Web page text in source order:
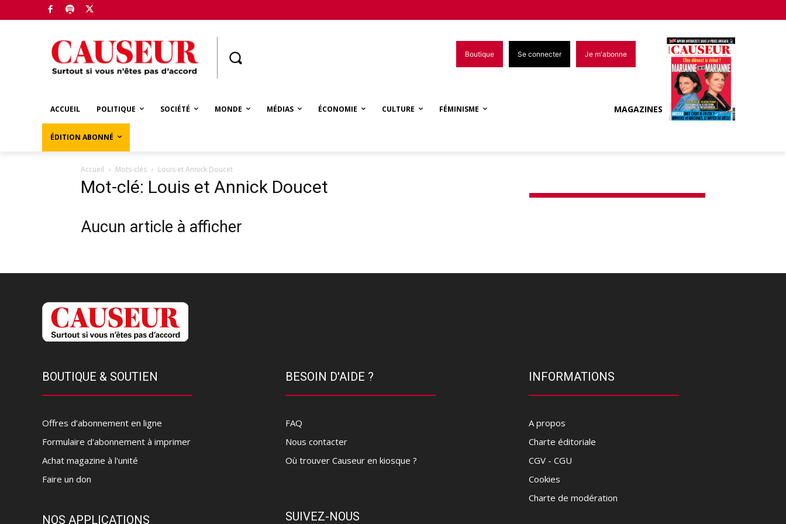
Boutique Se connecter Je m'abonne
ACCUEIL POLITIQUE SOCIÉTÉ MONDE MÉDIAS ÉCONOMIE CULTURE FÉMINISME
ÉDITION ABONNÉ
MAGAZINES
Accueil Mots-clés Louis et Annick Doucet
Mot-clé: Louis et Annick Doucet
Aucun article à afficher
BOUTIQUE & SOUTIEN
Offres d’abonnement en ligne
Formulaire d'abonnement à imprimer
Achat magazine à l'unité
Faire un don
NOS APPLICATIONS
BESOIN D'AIDE ?
FAQ
Nous contacter
Où trouver Causeur en kiosque ?
SUIVEZ-NOUS
INFORMATIONS
A propos
Charte éditoriale
CGV - CGU
Cookies
Charte de modération